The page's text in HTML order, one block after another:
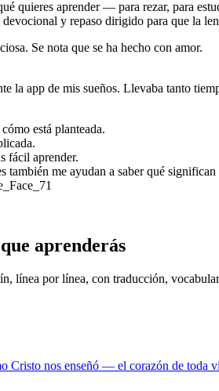
quieres aprender — para rezar, para
y repaso dirigido para que la
Se nota que se ha hecho con amor.
la app de mis sueños. Llevaba tanto
está planteada.
fácil aprender.
también me ayudan a saber qué significan
aprenderás
línea por línea, con traducción,
Cristo nos enseñó — el corazón de toda